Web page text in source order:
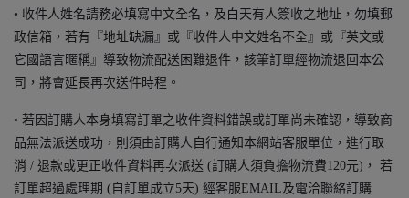
• 收件人姓名請務必填寫中文全名，及白天有人簽收之地址，勿填郵
政信箱，若有『地址缺漏』或『收件人中文姓名不全』或『英文或
它國語言暱稱』導致物流配送困難退件，該筆訂單經物流退回本公
司，將會延長再次送件時程。
• 若因訂購人本身填寫訂單之收件資料錯誤或訂單尚未確認，導致商
品無法派送成功，則須由訂購人自行通知本網站客服單位，進行取
消 / 退款或更正收件資料再次派送 (訂購人須負擔物流費120元)， 若
訂單超過處理期 (自訂單成立5天) 經客服EMAIL及電洽聯絡訂購